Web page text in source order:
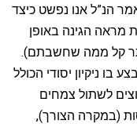
הנ”ל אנו נפשט כיצד
מראה הגינה באופן
קל ממה שחשבתם).
בו ניקיון יסודי הכולל
לשתול צמחים
(במקרה הצורך),